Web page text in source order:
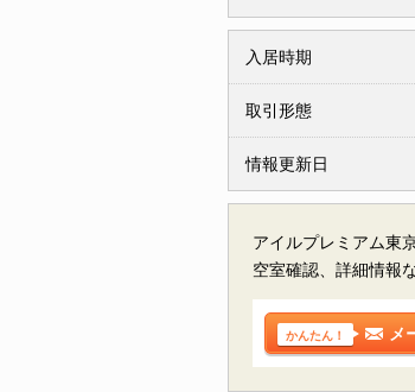
入居時期
取引形態
情報更新日
アイルプレミアム東
空室確認、詳細情報
かんたん！ メ